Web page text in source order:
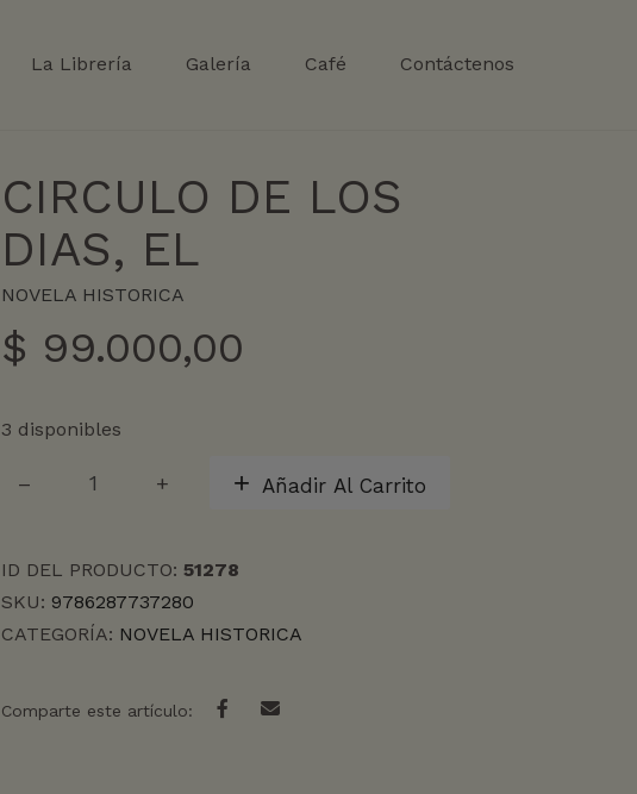
La Librería Galería Café Contáctenos
CIRCULO DE LOS
DIAS, EL
NOVELA HISTORICA
$ 99.000,00
3 disponibles
DE
EL
cantidad
Añadir Al Carrito
ID DEL PRODUCTO: 51278
SKU: 9786287737280
CATEGORÍA: NOVELA HISTORICA
Comparte este artículo: